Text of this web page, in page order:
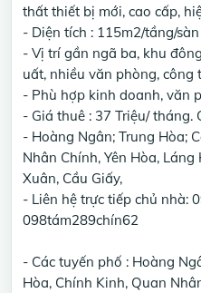
thất thiết bị mới, cao cấp,
- Diện tích : 115m2/tầng/
- Vị trí gần ngã ba, khu
uất, nhiều văn phòng, công
- Phù hợp kinh doanh, văn
- Giá thuê : 37 Triệu/ tháng.
- Hoàng Ngân; Trung Hòa;
Nhân Chính, Yên Hòa,
Xuân, Cầu Giấy,
- Liên hệ trực tiếp chủ nhà:
098tám289chín62
- Các tuyến phố : Hoàng
Hòa, Chính Kinh, Quan